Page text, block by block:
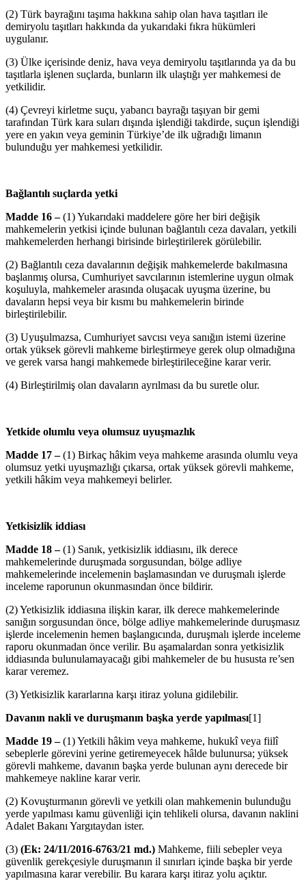
(2) Türk bayrağını taşıma hakkına sahip olan hava taşıtları ile
demiryolu taşıtları hakkında da yukarıdaki fıkra hükümleri
uygulanır.
(3) Ülke içerisinde deniz, hava veya demiryolu taşıtlarında ya da bu
taşıtlarla işlenen suçlarda, bunların ilk ulaştığı yer mahkemesi de
yetkilidir.
(4) Çevreyi kirletme suçu, yabancı bayrağı taşıyan bir gemi
tarafından Türk kara suları dışında işlendiği takdirde, suçun işlendiği
yere en yakın veya geminin Türkiye’de ilk uğradığı limanın
bulunduğu yer mahkemesi yetkilidir.
Bağlantılı suçlarda yetki
Madde 16 –(1) Yukarıdaki maddelere göre her biri değişik
mahkemelerin yetkisi içinde bulunan bağlantılı ceza davaları, yetkili
mahkemelerden herhangi birisinde birleştirilerek görülebilir.
(2) Bağlantılı ceza davalarının değişik mahkemelerde bakılmasına
başlanmış olursa, Cumhuriyet savcılarının istemlerine uygun olmak
koşuluyla, mahkemeler arasında oluşacak uyuşma üzerine, bu
davaların hepsi veya bir kısmı bu mahkemelerin birinde
birleştirilebilir.
(3) Uyuşulmazsa, Cumhuriyet savcısı veya sanığın istemi üzerine
ortak yüksek görevli mahkeme birleştirmeye gerek olup olmadığına
ve gerek varsa hangi mahkemede birleştirileceğine karar verir.
(4) Birleştirilmiş olan davaların ayrılması da bu suretle olur.
Yetkide olumlu veya olumsuz uyuşmazlık
Madde 17 –(1) Birkaç hâkim veya mahkeme arasında olumlu veya
olumsuz yetki uyuşmazlığı çıkarsa, ortak yüksek görevli mahkeme,
yetkili hâkim veya mahkemeyi belirler.
Yetkisizlik iddiası
Madde 18 –(1) Sanık, yetkisizlik iddiasını, ilk derece
mahkemelerinde duruşmada sorgusundan, bölge adliye
mahkemelerinde incelemenin başlamasından ve duruşmalı işlerde
inceleme raporunun okunmasından önce bildirir.
(2) Yetkisizlik iddiasına ilişkin karar, ilk derece mahkemelerinde
sanığın sorgusundan önce, bölge adliye mahkemelerinde duruşmasız
işlerde incelemenin hemen başlangıcında, duruşmalı işlerde inceleme
raporu okunmadan önce verilir. Bu aşamalardan sonra yetkisizlik
iddiasında bulunulamayacağı gibi mahkemeler de bu hususta re’sen
karar veremez.
(3) Yetkisizlik kararlarına karşı itiraz yoluna gidilebilir.
Davanın nakli ve duruşmanın başka yerde yapılması[1]
Madde 19 –(1) Yetkili hâkim veya mahkeme, hukukî veya fiilî
sebeplerle görevini yerine getiremeyecek hâlde bulunursa; yüksek
görevli mahkeme, davanın başka yerde bulunan aynı derecede bir
mahkemeye nakline karar verir.
(2) Kovuşturmanın görevli ve yetkili olan mahkemenin bulunduğu
yerde yapılması kamu güvenliği için tehlikeli olursa, davanın naklini
Adalet Bakanı Yargıtaydan ister.
(3) (Ek: 24/11/2016-6763/21 md.) Mahkeme, fiili sebepler veya
güvenlik gerekçesiyle duruşmanın il sınırları içinde başka bir yerde
yapılmasına karar verebilir. Bu karara karşı itiraz yolu açıktır.